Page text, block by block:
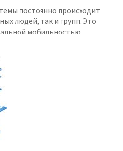
постоянно происходит
людей, так и групп. Это
мобильностью.